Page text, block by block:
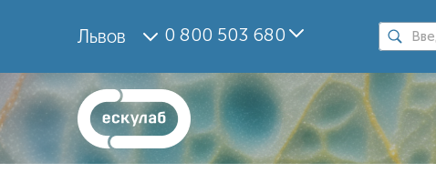
Львов 0 800 503 680